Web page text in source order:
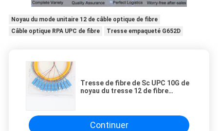
Noyau du mode unitaire 12 de câble optique de fibre
Câble optique RPA UPC de fibre
Tresse empaqueté G652D
Tresse de fibre de Sc UPC 10G de
noyau du tresse 12 de fibre
Continuer